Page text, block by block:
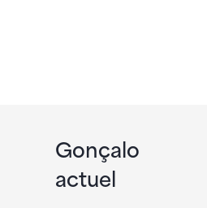
Gonçalo
actuel